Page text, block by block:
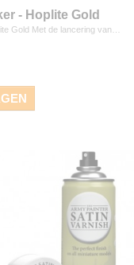
- Hoplite Gold
Gold Met de lancering van…